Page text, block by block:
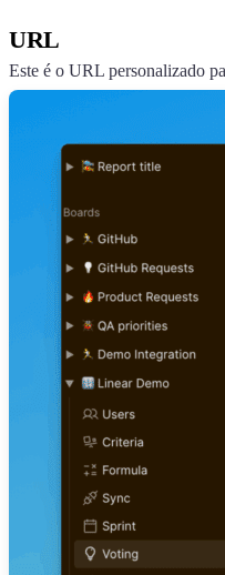
URL
Este é o URL personalizado